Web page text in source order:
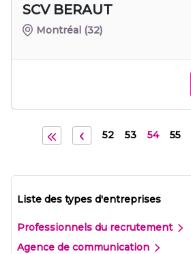
Liste des types d'entreprises
Professionnels du recrutement
Agence de communication
SCV BERAUT
Montréal (32)
52 53 54 55